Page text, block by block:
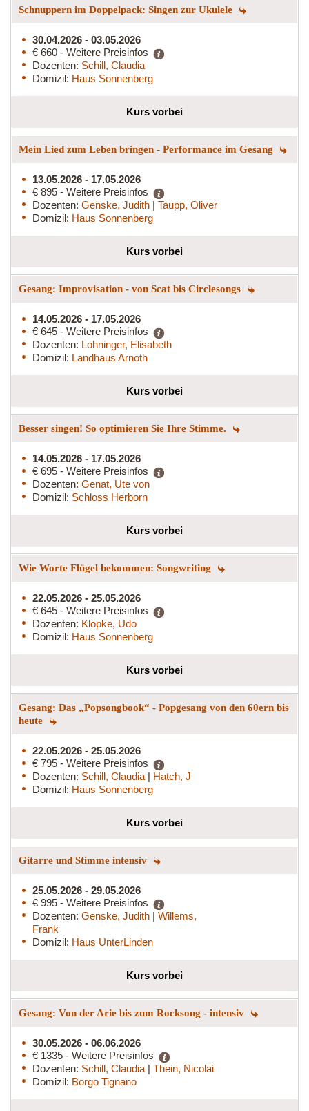
Schnuppern im Doppelpack: Singen zur Ukulele
30.04.2026 - 03.05.2026
€ 660 - Weitere Preisinfos
Dozenten: Schill, Claudia
Domizil: Haus Sonnenberg
Kurs vorbei
Mein Lied zum Leben bringen - Performance im Gesang
13.05.2026 - 17.05.2026
€ 895 - Weitere Preisinfos
Dozenten: Genske, Judith | Taupp, Oliver
Domizil: Haus Sonnenberg
Kurs vorbei
Gesang: Improvisation - von Scat bis Circlesongs
14.05.2026 - 17.05.2026
€ 645 - Weitere Preisinfos
Dozenten: Lohninger, Elisabeth
Domizil: Landhaus Arnoth
Kurs vorbei
Besser singen! So optimieren Sie Ihre Stimme.
14.05.2026 - 17.05.2026
€ 695 - Weitere Preisinfos
Dozenten: Genat, Ute von
Domizil: Schloss Herborn
Kurs vorbei
Wie Worte Flügel bekommen: Songwriting
22.05.2026 - 25.05.2026
€ 645 - Weitere Preisinfos
Dozenten: Klopke, Udo
Domizil: Haus Sonnenberg
Kurs vorbei
Gesang: Das „Popsongbook“ - Popgesang von den 60ern bis
heute
22.05.2026 - 25.05.2026
€ 795 - Weitere Preisinfos
Dozenten: Schill, Claudia | Hatch, J
Domizil: Haus Sonnenberg
Kurs vorbei
Gitarre und Stimme intensiv
25.05.2026 - 29.05.2026
€ 995 - Weitere Preisinfos
Dozenten: Genske, Judith | Willems,
Frank
Domizil: Haus UnterLinden
Kurs vorbei
Gesang: Von der Arie bis zum Rocksong - intensiv
30.05.2026 - 06.06.2026
€ 1335 - Weitere Preisinfos
Dozenten: Schill, Claudia | Thein, Nicolai
Domizil: Borgo Tignano